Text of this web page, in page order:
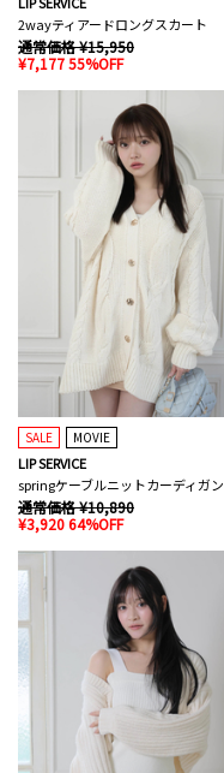
2wayティアードロングスカート
通常価格 ¥15,950
¥7,177 55%OFF
SALE MOVIE
LIP SERVICE
springケーブルニットカーディガン
通常価格 ¥10,890
¥3,920 64%OFF